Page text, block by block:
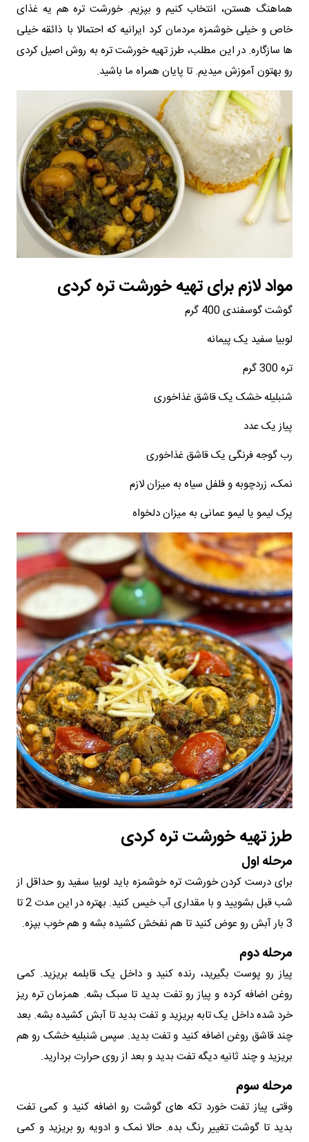
هماهنگ هستن، انتخاب کنیم و بپزیم. خورشت تره هم یه غذای
خاص و خیلی خوشمزه مردمان کرد ایرانیه که احتمالا با ذائقه خیلی
ها سازگاره. در این مطلب، طرز تهیه خورشت تره به روش اصیل کردی
رو بهتون آموزش میدیم. تا پایان همراه ما باشید.
مواد لازم برای تهیه خورشت تره کردی
گوشت گوسفندی 400 گرم
لوبیا سفید یک پیمانه
تره 300 گرم
شنبلیله خشک یک قاشق غذاخوری
پیاز یک عدد
رب گوجه فرنگی یک قاشق غذاخوری
نمک، زردچوبه و فلفل سیاه به میزان لازم
پرک لیمو یا لیمو عمانی به میزان دلخواه
طرز تهیه خورشت تره کردی
مرحله اول
برای درست کردن خورشت تره خوشمزه باید لوبیا سفید رو حداقل از
شب قبل بشویید و با مقداری آب خیس کنید. بهتره در این مدت 2 تا
3 بار آبش رو عوض کنید تا هم نفخش کشیده بشه و هم خوب بپزه.
مرحله دوم
پیاز رو پوست بگیرید، رنده کنید و داخل یک قابلمه بریزید. کمی
روغن اضافه کرده و پیاز رو تفت بدید تا سبک بشه. همزمان تره ریز
خرد شده داخل یک تابه بریزید و تفت بدید تا آبش کشیده بشه. بعد
چند قاشق روغن اضافه کنید و تفت بدید. سپس شنبلیه خشک رو هم
بریزید و چند ثانیه دیگه تفت بدید و بعد از روی حرارت بردارید.
مرحله سوم
وقتی پیاز تفت خورد تکه های گوشت رو اضافه کنید و کمی تفت
بدید تا گوشت تغییر رنگ بده. حالا نمک و ادویه رو بریزید و کمی